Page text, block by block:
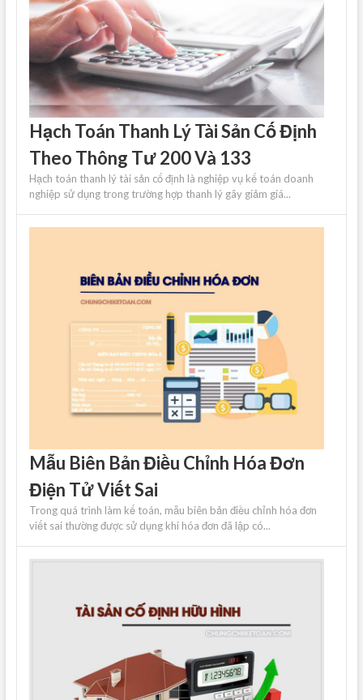
Hạch Toán Thanh Lý Tài Sản Cố Định
Theo Thông Tư 200 Và 133
Hạch toán thanh lý tài sản cố định là nghiệp vụ kế toán doanh
nghiệp sử dụng trong trường hợp thanh lý gây giảm giá...
Mẫu Biên Bản Điều Chỉnh Hóa Đơn
Điện Tử Viết Sai
Trong quá trình làm kế toán, mẫu biên bản điều chỉnh hóa đơn
viết sai thường được sử dụng khi hóa đơn đã lập có...